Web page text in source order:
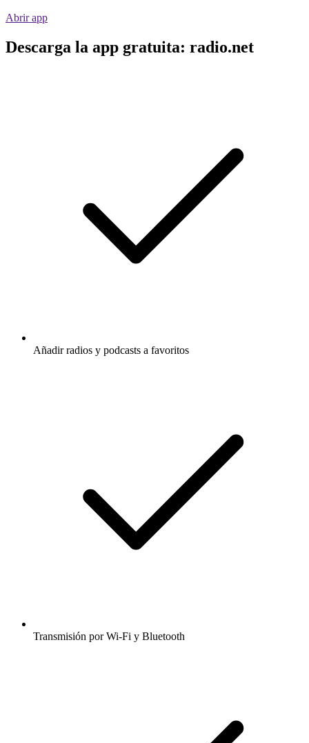
Abrir app
Descarga la app gratuita: radio.net
Añadir radios y podcasts a favoritos
Transmisión por Wi-Fi y Bluetooth